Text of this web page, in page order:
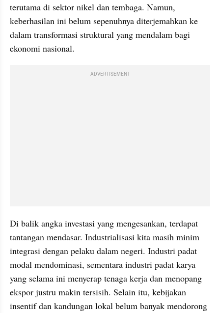
terutama di sektor nikel dan tembaga. Namun,
keberhasilan ini belum sepenuhnya diterjemahkan ke
dalam transformasi struktural yang mendalam bagi
ekonomi nasional.
ADVERTISEMENT
Di balik angka investasi yang mengesankan, terdapat
tantangan mendasar. Industrialisasi kita masih minim
integrasi dengan pelaku dalam negeri. Industri padat
modal mendominasi, sementara industri padat karya
yang selama ini menyerap tenaga kerja dan menopang
ekspor justru makin tersisih. Selain itu, kebijakan
insentif dan kandungan lokal belum banyak mendorong